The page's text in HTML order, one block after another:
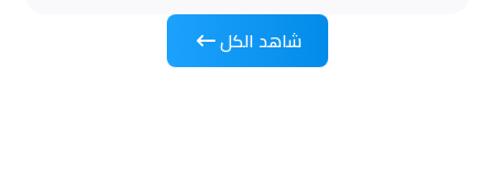
شاهد الكل